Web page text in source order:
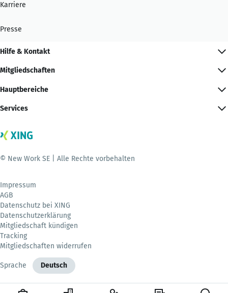
Karriere
Presse
Hilfe & Kontakt
Mitgliedschaften
Hauptbereiche
Services
© New Work SE | Alle Rechte vorbehalten
Impressum
AGB
Datenschutz bei XING
Datenschutzerklärung
Mitgliedschaft kündigen
Tracking
Mitgliedschaften widerrufen
Sprache Deutsch